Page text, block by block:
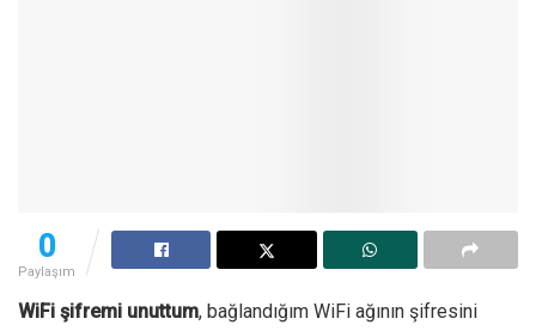
0
Paylaşım
WiFi şifremi unuttum, bağlandığım WiFi ağının şifresini